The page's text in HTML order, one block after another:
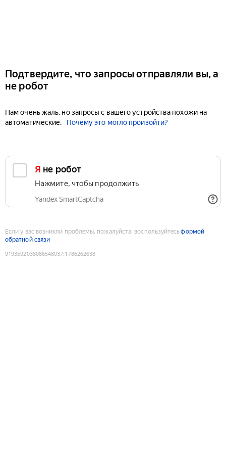
Подтвердите, что запросы отправляли вы, а
не робот
Нам очень жаль, но запросы с вашего устройства похожи на
автоматические.
Почему это могло произойти?
Я не робот
Нажмите, чтобы продолжить
Yandex SmartCaptcha
Если у вас возникли проблемы, пожалуйста, воспользуйтесьформой
обратной связи
9193592038086548037:1786262638